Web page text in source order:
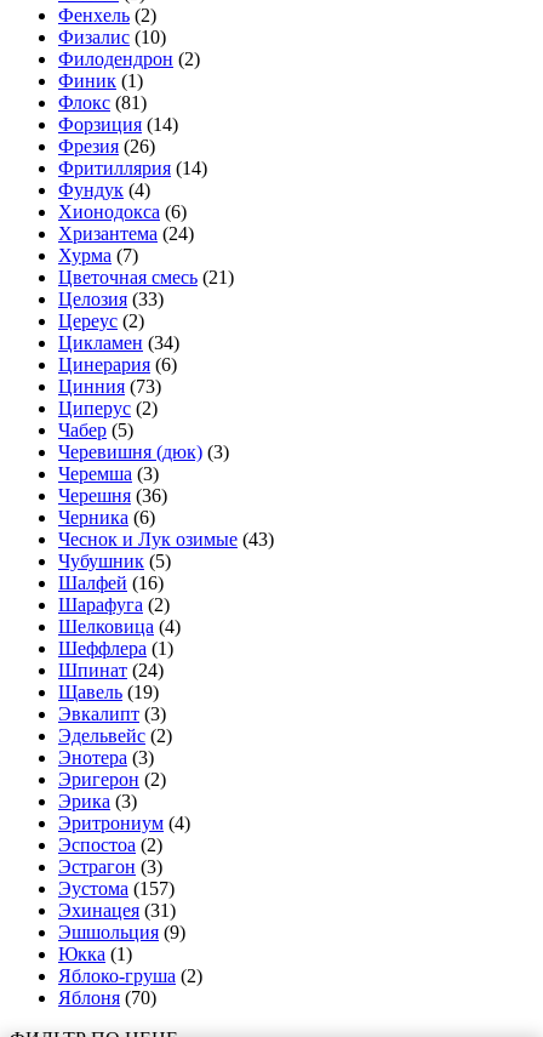
Фенхель (2)
Физалис (10)
Филодендрон (2)
Финик (1)
Флокс (81)
Форзиция (14)
Фрезия (26)
Фритиллярия (14)
Фундук (4)
Хионодокса (6)
Хризантема (24)
Хурма (7)
Цветочная смесь (21)
Целозия (33)
Цереус (2)
Цикламен (34)
Цинерария (6)
Цинния (73)
Циперус (2)
Чабер (5)
Черевишня (дюк) (3)
Черемша (3)
Черешня (36)
Черника (6)
Чеснок и Лук озимые (43)
Чубушник (5)
Шалфей (16)
Шарафуга (2)
Шелковица (4)
Шеффлера (1)
Шпинат (24)
Щавель (19)
Эвкалипт (3)
Эдельвейс (2)
Энотера (3)
Эригерон (2)
Эрика (3)
Эритрониум (4)
Эспостоа (2)
Эстрагон (3)
Эустома (157)
Эхинацея (31)
Эшшольция (9)
Юкка (1)
Яблоко-груша (2)
Яблоня (70)